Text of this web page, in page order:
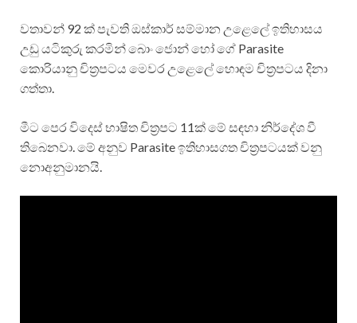
වතාවන් 92 ක් පැවති ඔස්කාර් සම්මාන උළෙලේ ඉතිහාසය
උඩු යටිකුරු කරමින් බොං ජොන් හෝ ගේ Parasite
කොරියානු චිත්‍රපටය මෙවර උළෙලේ හොඳම චිත්‍රපටය දිනා
ගත්තා.
මීට පෙර විදෙස් භාෂිත චිත්‍රපට 11ක් මේ සඳහා නිර්දේශ වී
තිබෙනවා. මේ අනුව Parasite ඉතිහාසගත චිත්‍රපටයක් වනු
නොඅනුමානයි.